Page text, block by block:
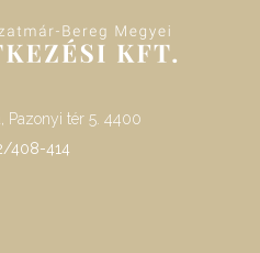
Pazonyi tér 5. 4400
408-414